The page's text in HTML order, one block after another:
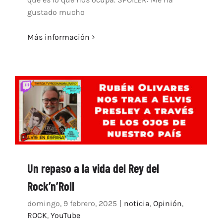
gustado mucho
Más información
Un repaso a la vida del Rey del
Rock’n’Roll
domingo, 9 febrero, 2025 noticia, Opinión,
ROCK, YouTube